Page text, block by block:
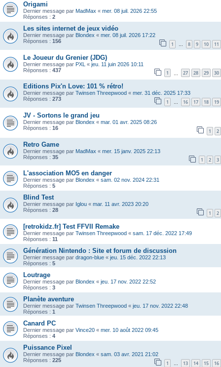
Origami
Dernier message par MadMax « mer. 08 juil. 2026 22:55
Réponses : 2
Les sites internet de jeux vidéo
Dernier message par Blondex « mer. 08 juil. 2026 17:22
Réponses : 156 1 … 8 9 10 11
Le Joueur du Grenier (JDG)
Dernier message par PXL « jeu. 11 juin 2026 10:11
Réponses : 437 1 27 28 29 30
Editions Pix'n Love: 101 % rétro!
Dernier message par Twinsen Threepwood « mer. 31 déc. 2025 17:33
Réponses : 273 1 … 16 17 18 19
JV - Sortons le grand jeu
Dernier message par Blondex « mar. 01 avr. 2025 08:26
Réponses : 16 1 2
Retro Game
Dernier message par MadMax « mer. 15 janv. 2025 22:13
Réponses : 35 1 2 3
L'association MO5 en danger
Dernier message par Blondex « sam. 02 nov. 2024 22:31
Réponses : 5
Blind Test
Dernier message par Iglou « mar. 11 avr. 2023 20:20
Réponses : 28 1 2
[retrokidz.fr] Test FFVII Remake
Dernier message par Twinsen Threepwood « sam. 17 déc. 2022 17:49
Réponses : 11
Génération Nintendo : Site et forum de discussion
Dernier message par dragon-blue « jeu. 15 déc. 2022 22:13
Réponses : 5
Loutrage
Dernier message par Blondex « jeu. 17 nov. 2022 22:52
Réponses : 3
Planète aventure
Dernier message par Twinsen Threepwood « jeu. 17 nov. 2022 22:48
Réponses : 1
Canard PC
Dernier message par Vince20 « mer. 10 août 2022 09:45
Réponses : 4
Puissance Pixel
Dernier message par Blondex « sam. 03 avr. 2021 21:02
Réponses : 225 1 … 13 14 15 16